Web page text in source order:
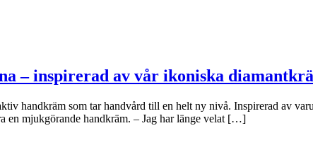
– inspirerad av vår ikoniska
handkräm som tar handvård till en helt ny nivå. Inspirerad av
en mjukgörande handkräm. – Jag har länge velat […]